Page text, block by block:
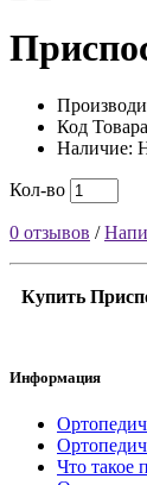
Код
Наличие:
Кол-во
0 отзывов /
Купить
Информация
Что такое